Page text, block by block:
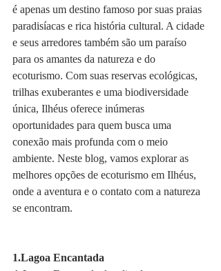
é apenas um destino famoso por suas praias
paradisíacas e rica história cultural. A cidade
e seus arredores também são um paraíso
para os amantes da natureza e do
ecoturismo. Com suas reservas ecológicas,
trilhas exuberantes e uma biodiversidade
única, Ilhéus oferece inúmeras
oportunidades para quem busca uma
conexão mais profunda com o meio
ambiente. Neste blog, vamos explorar as
melhores opções de ecoturismo em Ilhéus,
onde a aventura e o contato com a natureza
se encontram.
1.Lagoa Encantada